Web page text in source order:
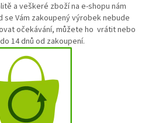
a veškeré zboží na e-shopu nám
se Vám zakoupený výrobek nebude
očekávání, můžete ho vrátit nebo
14 dnů od zakoupení.